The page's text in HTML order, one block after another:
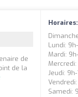
de
de la
Horaires:
Lundi:
Mardi:
Mercredi:
Jeudi: 9h-
Vendredi:
Samedi: